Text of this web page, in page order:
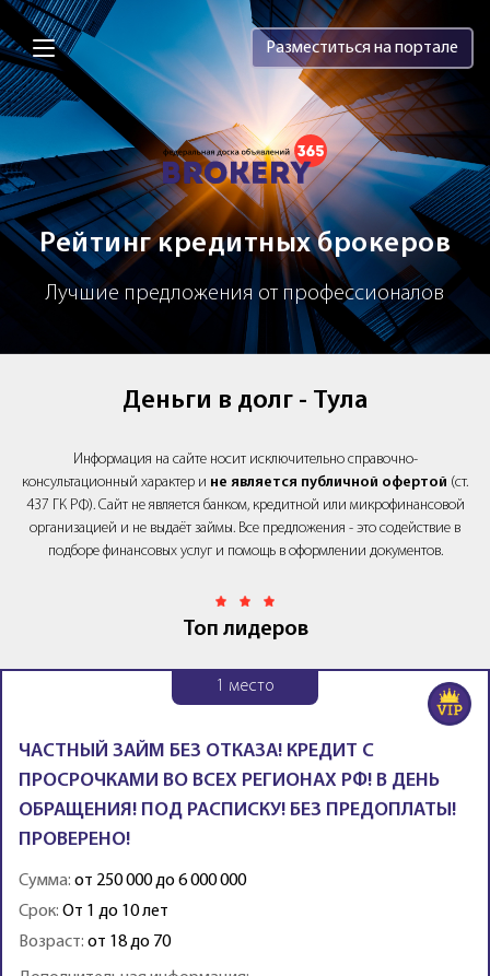
Brokery365 - Рейтинг кредитных
Разместиться на портале
Рейтинг кредитных брокеров
Лучшие предложения от профессионалов
Деньги в долг - Тула
Информация на сайте носит исключительно справочно-
консультационный характер и не является публичной офертой (ст.
437 ГК РФ). Сайт не является банком, кредитной или микрофинансовой
организацией и не выдаёт займы. Все предложения - это содействие в
подборе финансовых услуг и помощь в оформлении документов.
Топ лидеров
1 место
ЧАСТНЫЙ ЗАЙМ БЕЗ ОТКАЗА! КРЕДИТ С
ПРОСРОЧКАМИ ВО ВСЕХ РЕГИОНАХ РФ! В ДЕНЬ
ОБРАЩЕНИЯ! ПОД РАСПИСКУ! БЕЗ ПРЕДОПЛАТЫ!
ПРОВЕРЕНО!
Сумма: от 250 000 до 6 000 000
Срок: От 1 до 10 лет
Возраст: от 18 до 70